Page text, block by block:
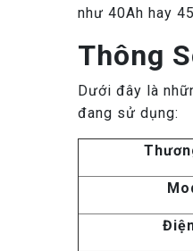
như 40Ah hay
Thông
Dưới đây là
đang sử dụng: